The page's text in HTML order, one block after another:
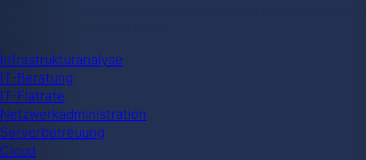
Komplette IT-Betreuung mit persönlichem
Infrastrukturanalyse
IT-Beratung
IT-Flatrate
Netzwerkadministration
Serverbetreuung
Cloud